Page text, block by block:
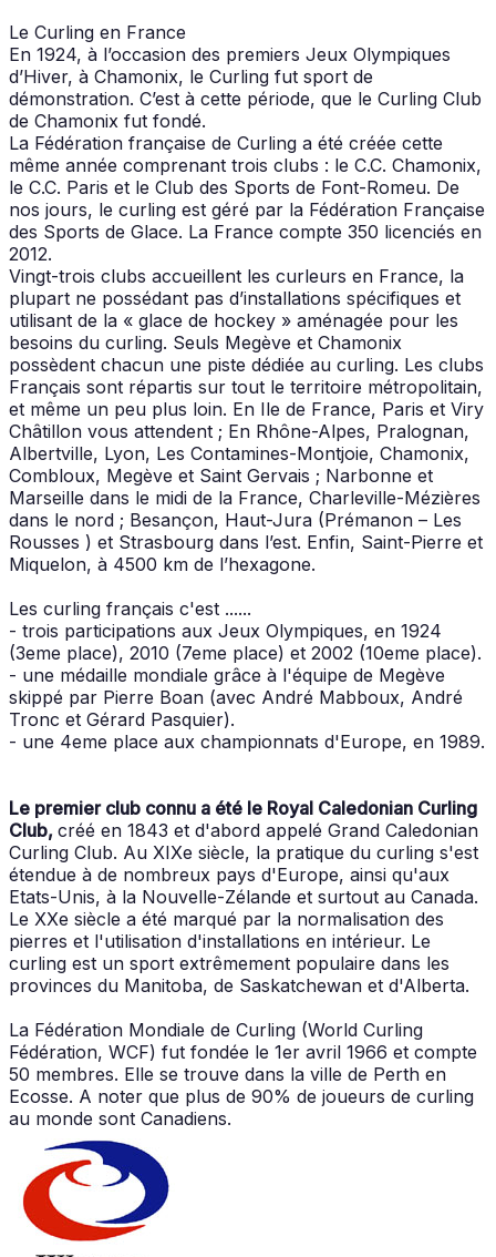
Le Curling en France
En 1924, à l’occasion des premiers Jeux Olympiques
d’Hiver, à Chamonix, le Curling fut sport de
démonstration. C’est à cette période, que le Curling Club
de Chamonix fut fondé.
La Fédération française de Curling a été créée cette
même année comprenant trois clubs : le C.C. Chamonix,
le C.C. Paris et le Club des Sports de Font-Romeu. De
nos jours, le curling est géré par la Fédération Française
des Sports de Glace. La France compte 350 licenciés en
2012.
Vingt-trois clubs accueillent les curleurs en France, la
plupart ne possédant pas d’installations spécifiques et
utilisant de la « glace de hockey » aménagée pour les
besoins du curling. Seuls Megève et Chamonix
possèdent chacun une piste dédiée au curling. Les clubs
Français sont répartis sur tout le territoire métropolitain,
et même un peu plus loin. En Ile de France, Paris et Viry
Châtillon vous attendent ; En Rhône-Alpes, Pralognan,
Albertville, Lyon, Les Contamines-Montjoie, Chamonix,
Combloux, Megève et Saint Gervais ; Narbonne et
Marseille dans le midi de la France, Charleville-Mézières
dans le nord ; Besançon, Haut-Jura (Prémanon – Les
Rousses ) et Strasbourg dans l’est. Enfin, Saint-Pierre et
Miquelon, à 4500 km de l’hexagone.
Les curling français c'est ......
- trois participations aux Jeux Olympiques, en 1924
(3eme place), 2010 (7eme place) et 2002 (10eme place).
- une médaille mondiale grâce à l'équipe de Megève
skippé par Pierre Boan (avec André Mabboux, André
Tronc et Gérard Pasquier).
- une 4eme place aux championnats d'Europe, en 1989.
Le premier club connu a été le Royal Caledonian Curling
Club, créé en 1843 et d'abord appelé Grand Caledonian
Curling Club. Au XIXe siècle, la pratique du curling s'est
étendue à de nombreux pays d'Europe, ainsi qu'aux
Etats-Unis, à la Nouvelle-Zélande et surtout au Canada.
Le XXe siècle a été marqué par la normalisation des
pierres et l'utilisation d'installations en intérieur. Le
curling est un sport extrêmement populaire dans les
provinces du Manitoba, de Saskatchewan et d'Alberta.
La Fédération Mondiale de Curling (World Curling
Fédération, WCF) fut fondée le 1er avril 1966 et compte
50 membres. Elle se trouve dans la ville de Perth en
Ecosse. A noter que plus de 90% de joueurs de curling
au monde sont Canadiens.